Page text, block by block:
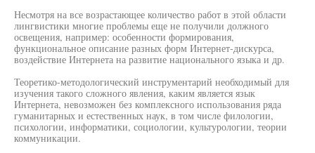
Несмотря на все возрастающее количество работ в этой области
лингвистики многие проблемы еще не получили должного
освещения, например: особенности формирования,
функциональное описание разных форм Интернет-дискурса,
воздействие Интернета на развитие национального языка и др.
Теоретико-методологический инструментарий необходимый для
изучения такого сложного явления, каким является язык
Интернета, невозможен без комплексного использования ряда
гуманитарных и естественных наук, в том числе филологии,
психологии, информатики, социологии, культурологии, теории
коммуникации.